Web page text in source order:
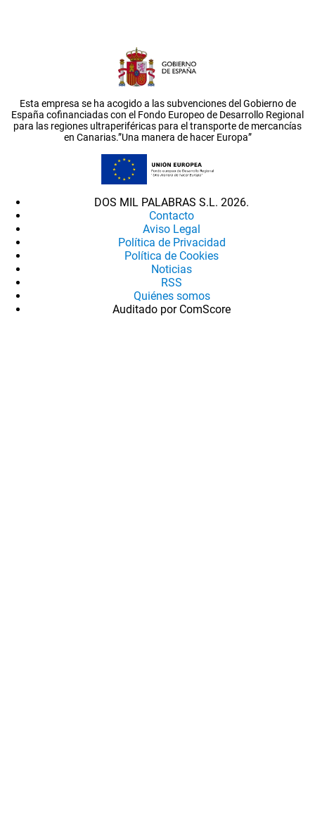
Esta empresa se ha acogido a las subvenciones del Gobierno de
España cofinanciadas con el Fondo Europeo de Desarrollo Regional
para las regiones ultraperiféricas para el transporte de mercancías
en Canarias.”Una manera de hacer Europa”
DOS MIL PALABRAS S.L. 2026.
Contacto
Aviso Legal
Política de Privacidad
Política de Cookies
Noticias
RSS
Quiénes somos
Auditado por ComScore